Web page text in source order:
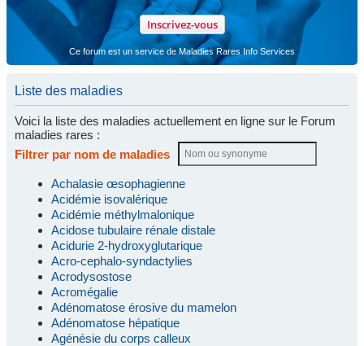
Inscrivez-vous
Ce forum est un service de Maladies Rares Info Services
Liste des maladies
Voici la liste des maladies actuellement en ligne sur le Forum
maladies rares :
Filtrer par nom de maladies
Achalasie œsophagienne
Acidémie isovalérique
Acidémie méthylmalonique
Acidose tubulaire rénale distale
Acidurie 2-hydroxyglutarique
Acro-cephalo-syndactylies
Acrodysostose
Acromégalie
Adénomatose érosive du mamelon
Adénomatose hépatique
Agénésie du corps calleux